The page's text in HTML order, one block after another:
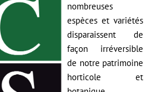
nombreuses
espèces et variétés
disparaissent de
façon irréversible
de notre patrimoine
horticole et